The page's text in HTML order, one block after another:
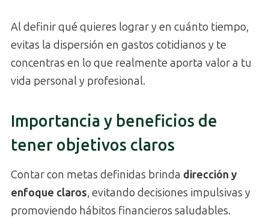
Al definir qué quieres lograr y en cuánto tiempo,
evitas la dispersión en gastos cotidianos y te
concentras en lo que realmente aporta valor a tu
vida personal y profesional.
Importancia y beneficios de
tener objetivos claros
Contar con metas definidas brinda dirección y
enfoque claros, evitando decisiones impulsivas y
promoviendo hábitos financieros saludables.